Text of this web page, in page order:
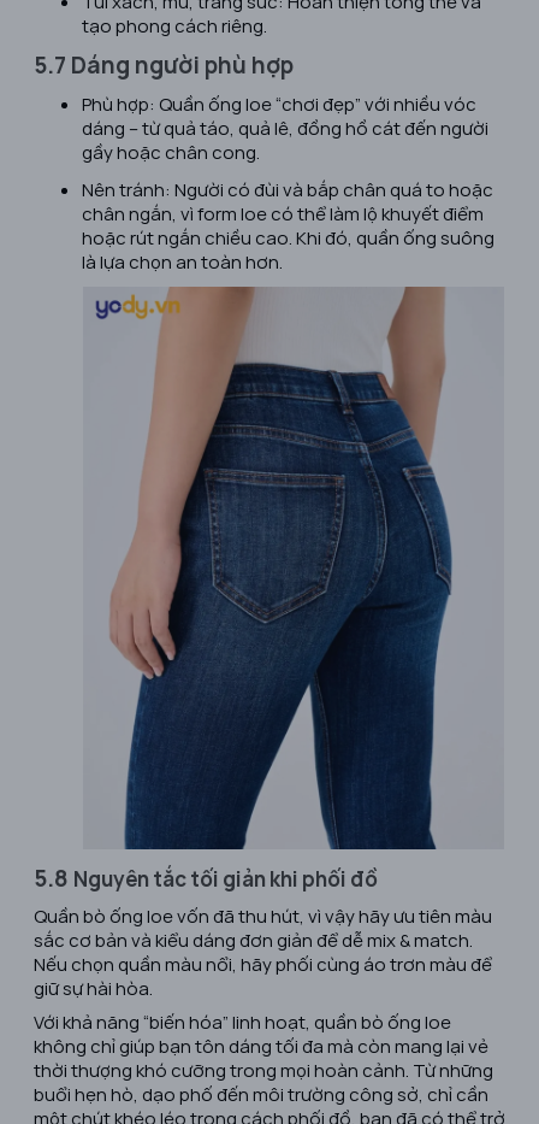
tạo phong cách riêng.
5.7 Dáng người phù hợp
Phù hợp: Quần ống loe “chơi đẹp” với nhiều vóc
dáng – từ quả táo, quả lê, đồng hồ cát đến người
gầy hoặc chân cong.
Nên tránh: Người có đùi và bắp chân quá to hoặc
chân ngắn, vì form loe có thể làm lộ khuyết điểm
hoặc rút ngắn chiều cao. Khi đó, quần ống suông
là lựa chọn an toàn hơn.
5.8 Nguyên tắc tối giản khi phối đồ
Quần bò ống loe vốn đã thu hút, vì vậy hãy ưu tiên màu
sắc cơ bản và kiểu dáng đơn giản để dễ mix & match.
Nếu chọn quần màu nổi, hãy phối cùng áo trơn màu để
giữ sự hài hòa.
Với khả năng “biến hóa” linh hoạt, quần bò ống loe
không chỉ giúp bạn tôn dáng tối đa mà còn mang lại vẻ
thời thượng khó cưỡng trong mọi hoàn cảnh. Từ những
buổi hẹn hò, dạo phố đến môi trường công sở, chỉ cần
một chút khéo léo trong cách phối đồ, bạn đã có thể trở